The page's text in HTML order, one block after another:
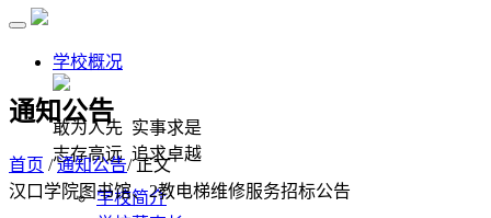
学校概况
敢为人先 实事求是
志存高远 追求卓越
学校简介
通知公告
首页 /通知公告/ 正文
汉口学院图书馆、2教电梯维修服务招标公告